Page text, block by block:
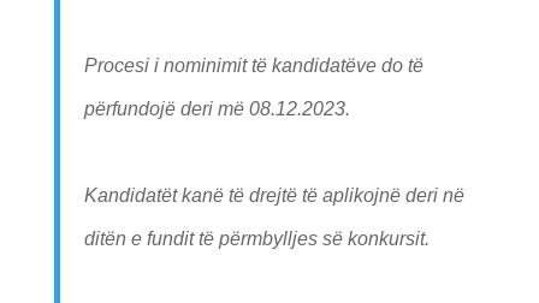
Procesi i nominimit të kandidatëve do të
përfundojë deri më 08.12.2023.
Kandidatët kanë të drejtë të aplikojnë deri në
ditën e fundit të përmbylljes së konkursit.